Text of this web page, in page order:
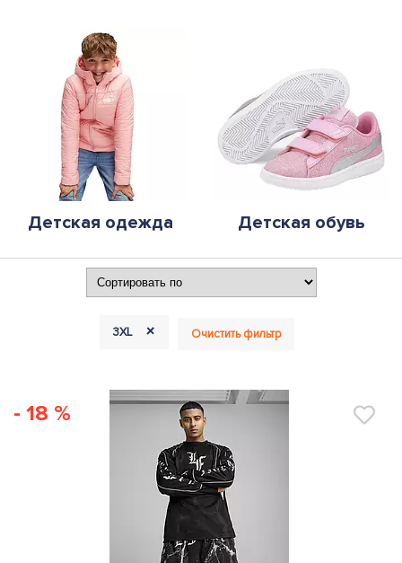
Детская одежда Детская обувь
3XL + Очистить фильтр
- 18 %